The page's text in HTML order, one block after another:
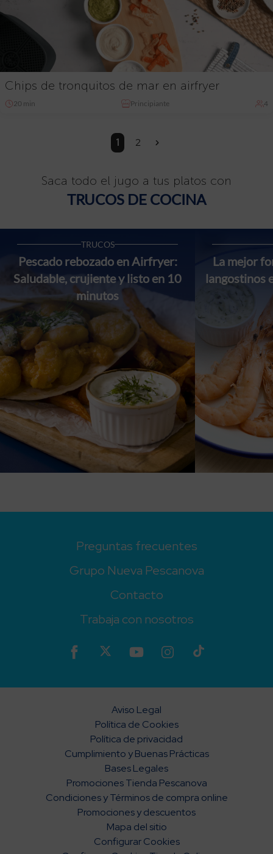
Chips de tronquitos de mar en airfryer
20 min Principiante 4
1 2 »
Saca todo el jugo a tus platos con
TRUCOS DE COCINA
TRUCOS
Pescado rebozado en Airfryer:
Saludable, crujiente y listo en 10
minutos
La mejor
langostinos
Preguntas frecuentes
Grupo Nueva Pescanova
Contacto
Trabaja con nosotros
Aviso Legal
Política de Cookies
Política de privacidad
Cumplimiento y Buenas Prácticas
Bases Legales
Promociones Tienda Pescanova
Condiciones y Términos de compra online
Promociones y descuentos
Mapa del sitio
Configurar Cookies